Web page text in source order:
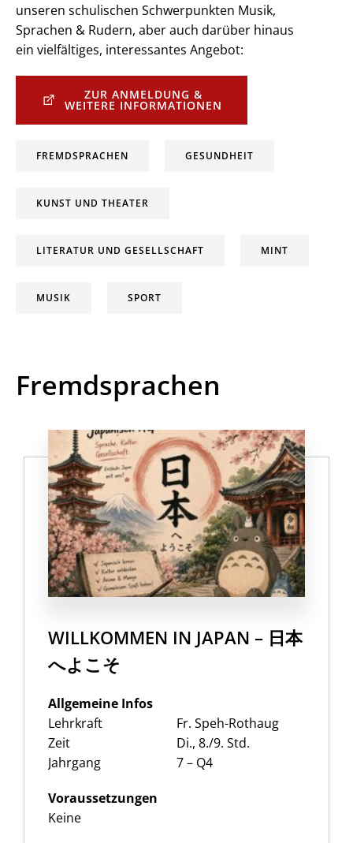
unseren schulischen Schwerpunkten Musik,
Sprachen & Rudern, aber auch darüber hinaus
ein vielfältiges, interessantes Angebot:
ZUR ANMELDUNG &
WEITERE INFORMATIONEN
FREMDSPRACHEN GESUNDHEIT
KUNST UND THEATER
LITERATUR UND GESELLSCHAFT MINT
MUSIK SPORT
Fremdsprachen
WILLKOMMEN IN JAPAN – 日本
へよこそ
Allgemeine Infos
Lehrkraft
Zeit
Jahrgang
Fr. Speh-Rothaug
Di., 8./9. Std.
7 – Q4
Voraussetzungen
Keine